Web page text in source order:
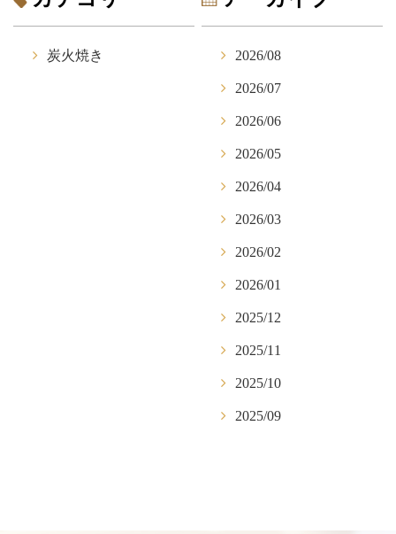
炭火焼き 2026/08
2026/07
2026/06
2026/05
2026/04
2026/03
2026/02
2026/01
2025/12
2025/11
2025/10
2025/09